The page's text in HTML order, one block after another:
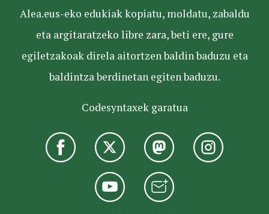
Alea.eus-eko edukiak kopiatu, moldatu, zabaldu
eta argitaratzeko libre zara, beti ere, gure
egiletzakoak direla aitortzen baldin baduzu eta
baldintza berdinetan egiten baduzu.
Codesyntaxek garatua